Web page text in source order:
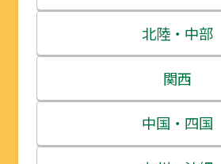
青森県
岩手県
宮城県
茨城県
栃木県
群馬県
北陸・中部
新潟県
富山県
関西
三重県
中国・四国